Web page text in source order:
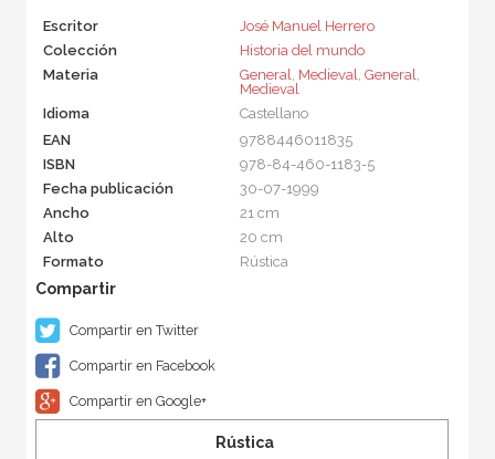
Escritor
José Manuel Herrero
Colección
Historia del mundo
Materia
General, Medieval, General,
Medieval
Idioma
Castellano
EAN
9788446011835
ISBN
978-84-460-1183-5
Fecha publicación
30-07-1999
Ancho
21 cm
Alto
20 cm
Formato
Rústica
Compartir en Twitter
Compartir en Facebook
Compartir en Google+
Rústica